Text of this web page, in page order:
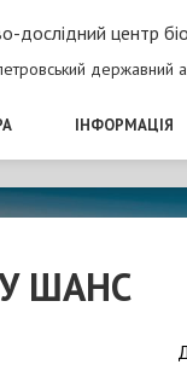
дослідний центр
державний
ІНФОРМАЦІЯ
ШАНС